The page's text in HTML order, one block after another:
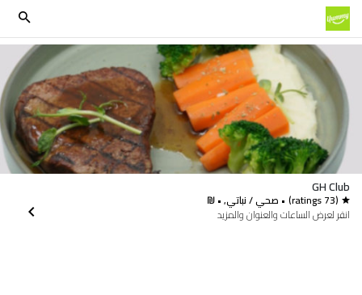
GH Club
(73 ratings) • صحي / نباتي, • ₪
انقر لعرض الساعات والعنوان والمزيد